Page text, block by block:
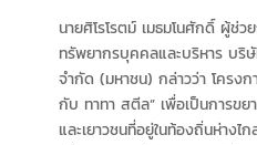
นายศิโรโรตม์ เมธมโนศักดิ์ ผู้ช่
ทรัพยากรบุคคลและบริหาร บริ
จำกัด (มหาชน) กล่าวว่า โครง
กับ ทาทา สตีล” เพื่อเป็นการขย
และเยาวชนที่อยู่ในท้องถิ่นห่าง